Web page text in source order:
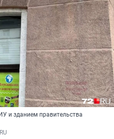
и зданием правительства